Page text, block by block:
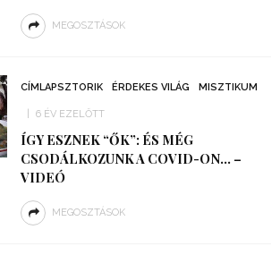
MEGOSZTÁSOK
CÍMLAPSZTORIK ÉRDEKES VILÁG MISZTIKUM
6 ÉV EZELŐTT
ÍGY ESZNEK “ŐK”: ÉS MÉG
CSODÁLKOZUNK A COVID-ON… –
VIDEÓ
MEGOSZTÁSOK